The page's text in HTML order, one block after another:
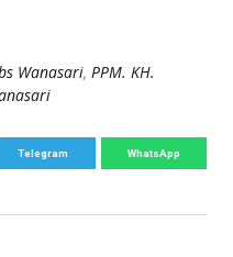
Wanasari, PPM. KH.
Telegram WhatsApp